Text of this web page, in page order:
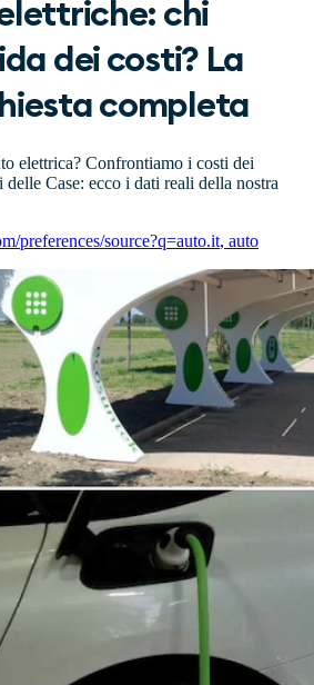
chi
dei costi? La
completa
elettrica? Confrontiamo i costi dei
Case: ecco i dati reali della nostra
preferences/source?q=auto.it, auto